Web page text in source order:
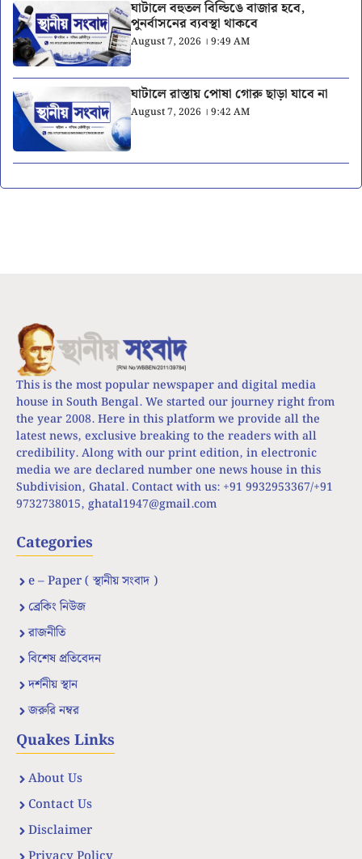
ঘাটালে বহুতল বিল্ডিঙে বাজার হবে,
পুনর্বাসনের ব্যবস্থা থাকবে
August 7, 2026 । 9:49 AM
ঘাটালে রাস্তায় পোষা গোরু ছাড়া যাবে না
August 7, 2026 । 9:42 AM
This is the most popular newspaper and digital media
house in South Bengal. We started our journey right from
the year 2008. Here in this platform we provide all the
latest news, exclusive breaking to the readers with all
credibility. Along with our print edition, in electronic
media we are declared number one news house in this
Subdivision, Ghatal. Contact with us: +91 9932953367/+91
9732738015, ghatal1947@gmail.com
Categories
e – Paper ( স্থানীয় সংবাদ )
ব্রেকিং নিউজ
রাজনীতি
বিশেষ প্রতিবেদন
দর্শনীয় স্থান
জরুরি নম্বর
Quakes Links
About Us
Contact Us
Disclaimer